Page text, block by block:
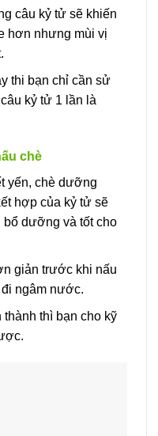
câu kỷ tử sẽ khiến
hơn nhưng mùi vị
thi bạn chỉ cần sử
kỷ tử 1 lần là
chè
yến, chè dưỡng
hợp của kỷ tử sẽ
bổ dưỡng và tốt cho
giản trước khi nấu
ngâm nước.
thành thì bạn cho kỹ